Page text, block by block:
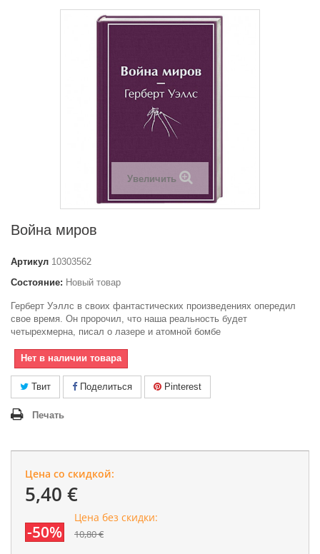
Увеличить
Война миров
Артикул 10303562
Состояние: Новый товар
Герберт Уэллс в своих фантастических произведениях опередил
свое время. Он пророчил, что наша реальность будет
четырехмерна, писал о лазере и атомной бомбе
Нет в наличии товара
Твит Поделиться Pinterest
Печать
Цена со скидкой:
5,40 €
-50%
Цена без скидки:
10,80 €